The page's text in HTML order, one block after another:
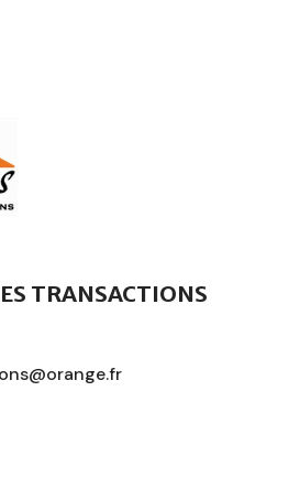
TRANSACTIONS